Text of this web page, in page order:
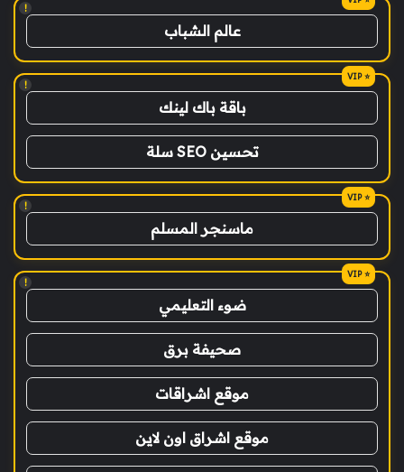
!
عالم الشباب
!
باقة باك لينك
تحسين SEO سلة
!
ماسنجر المسلم
!
ضوء التعليمي
صحيفة برق
موقع اشراقات
موقع اشراق اون لاين